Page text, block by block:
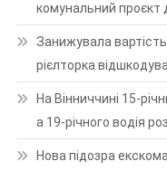
комунальний проєкт
Занижувала
рієлторка
На Вінниччині 15-
а 19-річного водія
Нова підозра